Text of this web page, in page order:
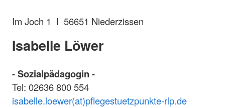
Im Joch 1 I 56651 Niederzissen
Isabelle Löwer
- Sozialpädagogin -
Tel: 02636 800 554
isabelle.loewer(at)pflegestuetzpunkte-rlp.de